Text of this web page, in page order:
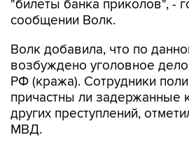
Волк добавила, что по
РФ (кража). Сотрудники
причастны ли задержанные
других преступлений,
МВД.
Как сообщалось ранее, в